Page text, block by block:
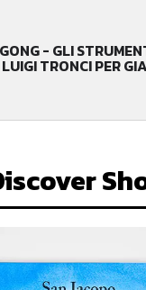
- GLI
TRONCI PER